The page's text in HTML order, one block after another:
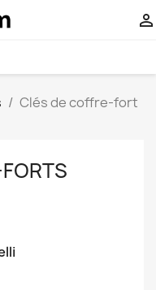

Clés de coffre-fort